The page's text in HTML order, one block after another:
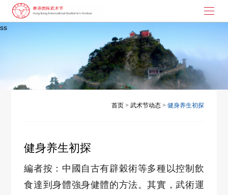
武术节起源
大枪拼刺
演讲与书画
ss
首页 > 武术节动态 > 健身养生初探
健身养生初探
編者按：中國自古有辟穀術等多種以控制飲
食達到身體強身健體的方法。其實，武術運